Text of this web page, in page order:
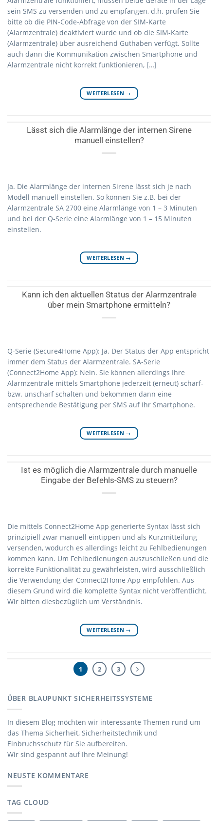
sein SMS zu versenden und zu empfangen, d.h. prüfen Sie
bitte ob die PIN-Code-Abfrage von der SIM-Karte
(Alarmzentrale) deaktiviert wurde und ob die SIM-Karte
(Alarmzentrale) über ausreichend Guthaben verfügt. Sollte
auch dann die Kommunikation zwischen Smartphone und
Alarmzentrale nicht korrekt funktionieren, […]
WEITERLESEN →
Lässt sich die Alarmlänge der internen Sirene
manuell einstellen?
Ja. Die Alarmlänge der internen Sirene lässt sich je nach
Modell manuell einstellen. So können Sie z.B. bei der
Alarmzentrale SA 2700 eine Alarmlänge von 1 – 3 Minuten
und bei der Q-Serie eine Alarmlänge von 1 – 15 Minuten
einstellen.
WEITERLESEN →
Kann ich den aktuellen Status der Alarmzentrale
über mein Smartphone ermitteln?
Q-Serie (Secure4Home App): Ja. Der Status der App entspricht
immer dem Status der Alarmzentrale. SA-Serie
(Connect2Home App): Nein. Sie können allerdings Ihre
Alarmzentrale mittels Smartphone jederzeit (erneut) scharf-
bzw. unscharf schalten und bekommen dann eine
entsprechende Bestätigung per SMS auf Ihr Smartphone.
WEITERLESEN →
Ist es möglich die Alarmzentrale durch manuelle
Eingabe der Befehls-SMS zu steuern?
Die mittels Connect2Home App generierte Syntax lässt sich
prinzipiell zwar manuell eintippen und als Kurzmitteilung
versenden, wodurch es allerdings leicht zu Fehlbedienungen
kommen kann. Um Fehlbedienungen auszuschließen und die
korrekte Funktionalität zu gewährleisten, wird ausschließlich
die Verwendung der Connect2Home App empfohlen. Aus
diesem Grund wird die komplette Syntax nicht veröffentlicht.
Wir bitten diesbezüglich um Verständnis.
WEITERLESEN →
1 2 3
ÜBER BLAUPUNKT SICHERHEITSSYSTEME
In diesem Blog möchten wir interessante Themen rund um
das Thema Sicherheit, Sicherheitstechnik und
Einbruchsschutz für Sie aufbereiten.
Wir sind gespannt auf Ihre Meinung!
NEUSTE KOMMENTARE
TAG CLOUD